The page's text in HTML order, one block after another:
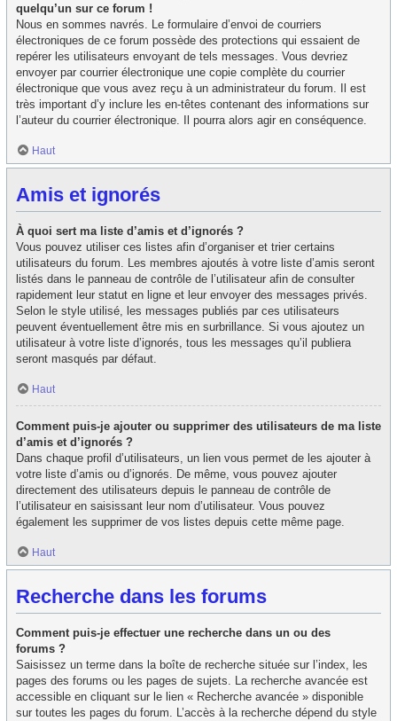
quelqu’un sur ce forum !
Nous en sommes navrés. Le formulaire d’envoi de courriers
électroniques de ce forum possède des protections qui essaient de
repérer les utilisateurs envoyant de tels messages. Vous devriez
envoyer par courrier électronique une copie complète du courrier
électronique que vous avez reçu à un administrateur du forum. Il est
très important d’y inclure les en-têtes contenant des informations sur
l’auteur du courrier électronique. Il pourra alors agir en conséquence.
Haut
Amis et ignorés
À quoi sert ma liste d’amis et d’ignorés ?
Vous pouvez utiliser ces listes afin d’organiser et trier certains
utilisateurs du forum. Les membres ajoutés à votre liste d’amis seront
listés dans le panneau de contrôle de l’utilisateur afin de consulter
rapidement leur statut en ligne et leur envoyer des messages privés.
Selon le style utilisé, les messages publiés par ces utilisateurs
peuvent éventuellement être mis en surbrillance. Si vous ajoutez un
utilisateur à votre liste d’ignorés, tous les messages qu’il publiera
seront masqués par défaut.
Haut
Comment puis-je ajouter ou supprimer des utilisateurs de ma liste
d’amis et d’ignorés ?
Dans chaque profil d’utilisateurs, un lien vous permet de les ajouter à
votre liste d’amis ou d’ignorés. De même, vous pouvez ajouter
directement des utilisateurs depuis le panneau de contrôle de
l’utilisateur en saisissant leur nom d’utilisateur. Vous pouvez
également les supprimer de vos listes depuis cette même page.
Haut
Recherche dans les forums
Comment puis-je effectuer une recherche dans un ou des
forums ?
Saisissez un terme dans la boîte de recherche située sur l’index, les
pages des forums ou les pages de sujets. La recherche avancée est
accessible en cliquant sur le lien « Recherche avancée » disponible
sur toutes les pages du forum. L’accès à la recherche dépend du style